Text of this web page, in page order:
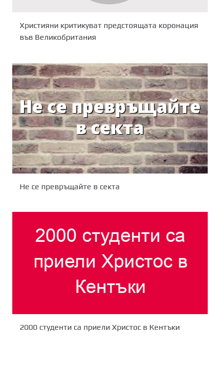
Християни критикуват предстоящата коронация
във Великобритания
Не се превръщайте в секта
2000 студенти са приели Христос в Кентъки